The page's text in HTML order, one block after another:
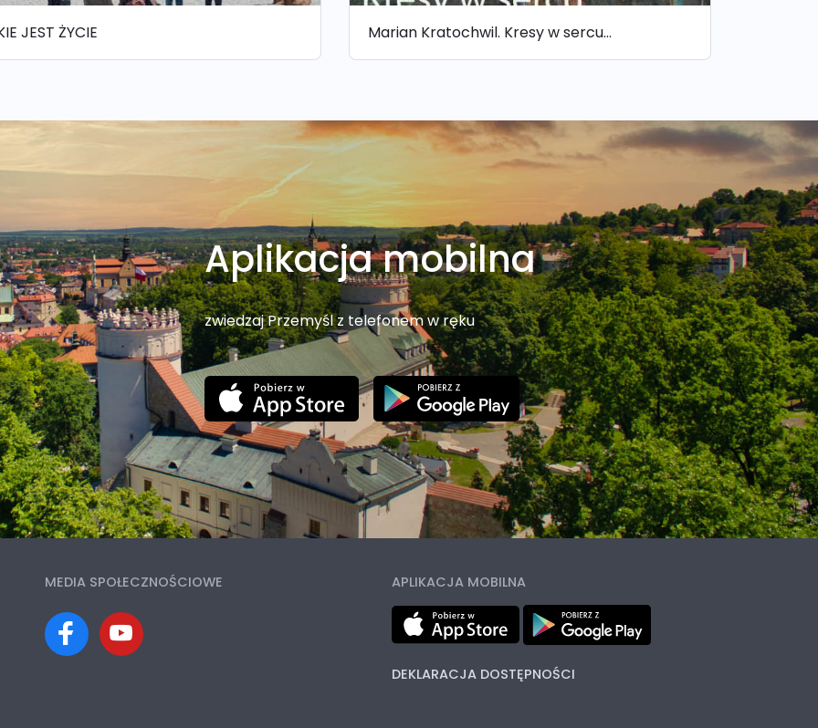
JEST ŻYCIE Marian Kratochwil. Kresy w sercu…
Aplikacja mobilna
zwiedzaj Przemyśl z telefonem w ręku
MEDIA SPOŁECZNOŚCIOWE APLIKACJA MOBILNA
DEKLARACJA DOSTĘPNOŚCI